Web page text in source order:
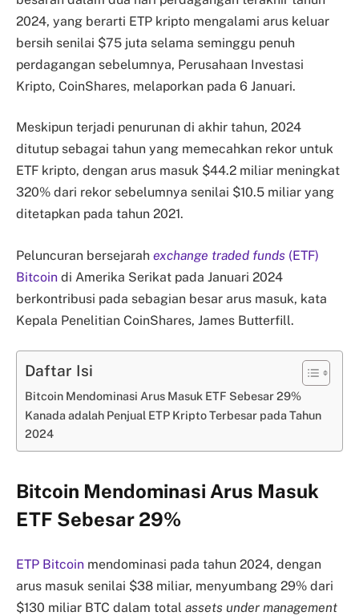
2024, yang berarti ETP kripto mengalami arus keluar
bersih senilai $75 juta selama seminggu penuh
perdagangan sebelumnya, Perusahaan Investasi
Kripto, CoinShares, melaporkan pada 6 Januari.
Meskipun terjadi penurunan di akhir tahun, 2024
ditutup sebagai tahun yang memecahkan rekor untuk
ETF kripto, dengan arus masuk $44.2 miliar meningkat
320% dari rekor sebelumnya senilai $10.5 miliar yang
ditetapkan pada tahun 2021.
Peluncuran bersejarah exchange traded funds (ETF)
Bitcoin di Amerika Serikat pada Januari 2024
berkontribusi pada sebagian besar arus masuk, kata
Kepala Penelitian CoinShares, James Butterfill.
Daftar Isi
Bitcoin Mendominasi Arus Masuk ETF Sebesar 29%
Kanada adalah Penjual ETP Kripto Terbesar pada Tahun
2024
Bitcoin Mendominasi Arus Masuk
ETF Sebesar 29%
ETP Bitcoin mendominasi pada tahun 2024, dengan
arus masuk senilai $38 miliar, menyumbang 29% dari
$130 miliar BTC dalam total assets under management